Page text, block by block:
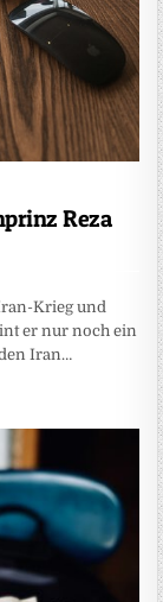
Reza
Krieg und
er nur noch ein
Iran…